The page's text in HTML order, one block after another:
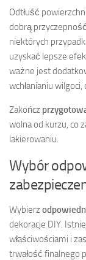
Odtłuść
dobrą
niektórych
uzyskać lepsze
ważne jest
wchłanianiu
Zakończ
wolna od kurzu, co
lakierowaniu.
Wybór
Wybierz
dekoracje DIY.
właściwościami i
trwałość finalnego